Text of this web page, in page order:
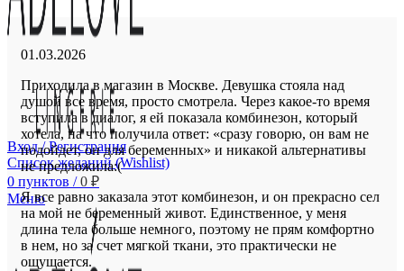
Вход / Регистрация
Список желаний (Wishlist)
0 пунктов / 0 ₽
Меню
Оценка
3
5
01.03.2026
Приходила в магазин в Москве. Девушка стояла над
душой все время, просто смотрела. Через какое-то время
вступила в диалог, я ей показала комбинезон, который
хотела, на что получила ответ: «сразу говорю, он вам не
подойдет, он для беременных» и никакой альтернативы
не предложила:(
Я все равно заказала этот комбинезон, и он прекрасно сел
на мой не беременный живот. Единственное, у меня
длина тела больше немного, поэтому не прям комфортно
в нем, но за счет мягкой ткани, это практически не
ощущается.